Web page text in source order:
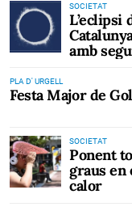
SOCIETAT
L’eclipsi
amb
PLA D' URGELL
Festa Major de
SOCIETAT
Ponent
graus en
calor